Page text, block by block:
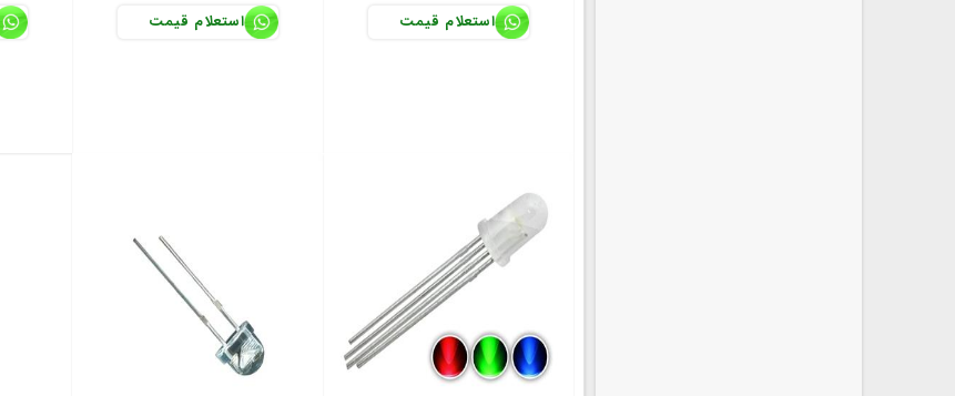
استعلام قیمت استعلام قیمت